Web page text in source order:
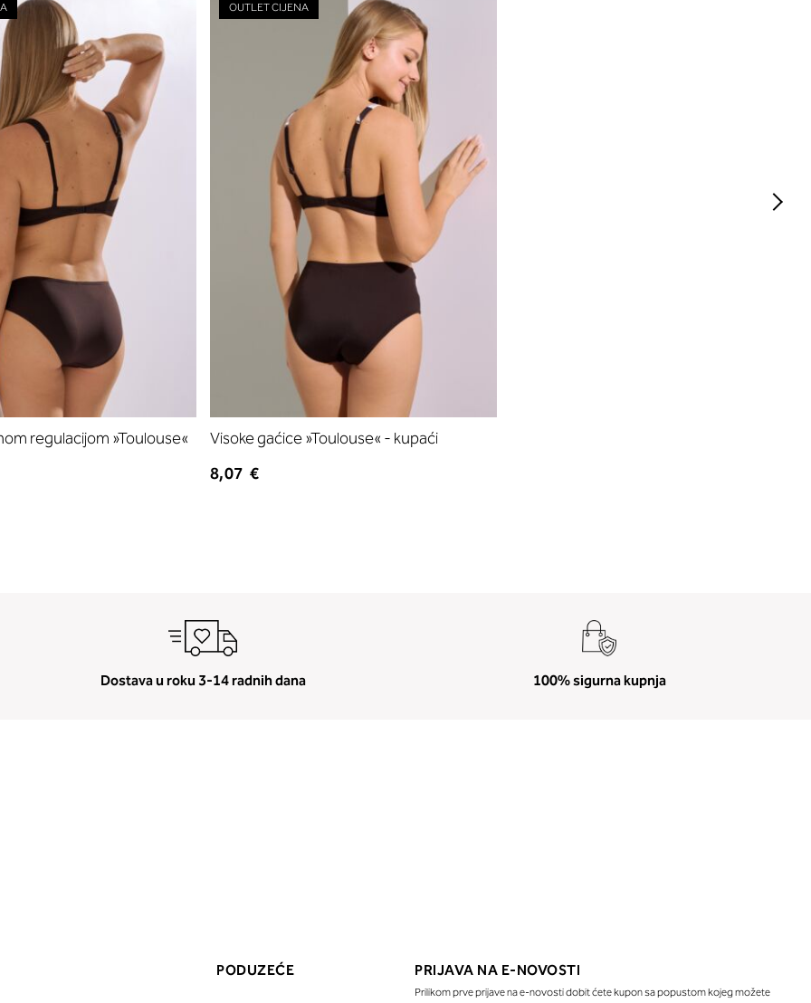
regulacijom »Toulouse«
OUTLET CIJENA
Visoke gaćice »Toulouse« - kupaći
8,07 €
Dostava u roku 3-14 radnih dana 100% sigurna kupnja
PODUZEĆE PRIJAVA NA E-NOVOSTI
Prilikom prve prijave na e-novosti dobit ćete kupon sa popustom kojeg možete